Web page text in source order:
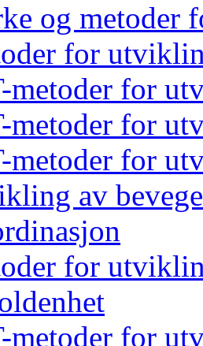
og metoder
for
metoder for
metoder for
metoder for
av
for
metoder for